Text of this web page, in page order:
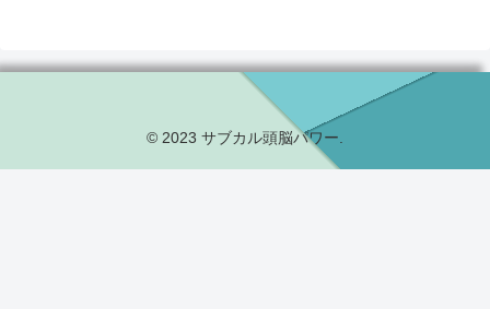
© 2023 サブカル頭脳パワー.